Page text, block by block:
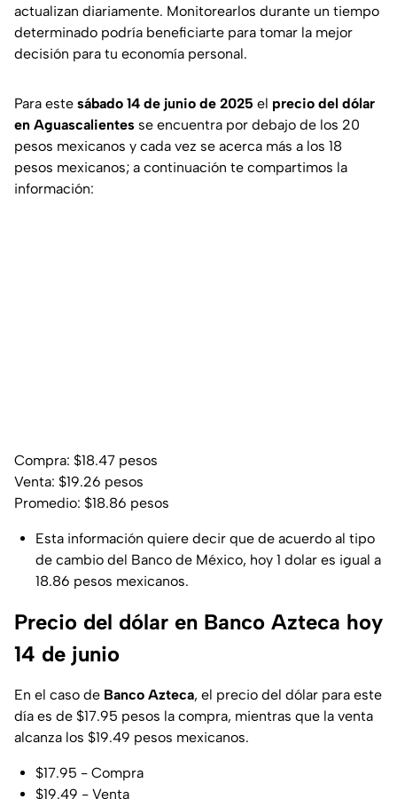
actualizan diariamente. Monitorearlos durante un tiempo
determinado podría beneficiarte para tomar la mejor
decisión para tu economía personal.
Para este sábado 14 de junio de 2025 el precio del dólar
en Aguascalientes se encuentra por debajo de los 20
pesos mexicanos y cada vez se acerca más a los 18
pesos mexicanos; a continuación te compartimos la
información:
Compra: $18.47 pesos
Venta: $19.26 pesos
Promedio: $18.86 pesos
Esta información quiere decir que de acuerdo al tipo
de cambio del Banco de México, hoy 1 dolar es igual a
18.86 pesos mexicanos.
Precio del dólar en Banco Azteca hoy
14 de junio
En el caso de Banco Azteca, el precio del dólar para este
día es de $17.95 pesos la compra, mientras que la venta
alcanza los $19.49 pesos mexicanos.
$17.95 - Compra
$19.49 - Venta